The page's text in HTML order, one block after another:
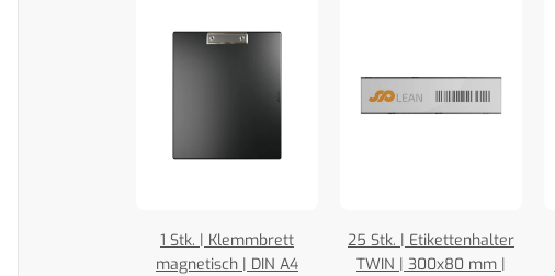
1 Stk. | Klemmbrett
magnetisch | DIN A4
25 Stk. | Etikettenhalter
TWIN | 300x80 mm |